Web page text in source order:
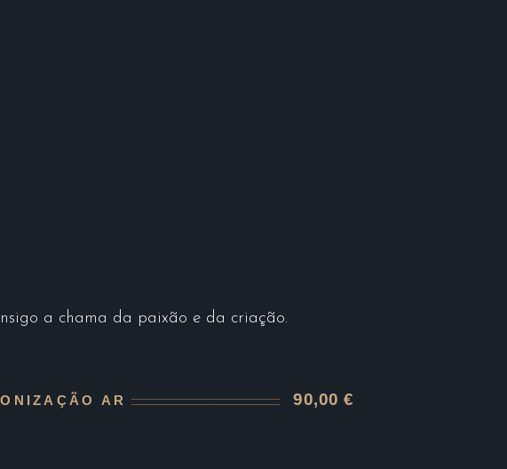
a chama da paixão e da criação.
AR 90,00 €